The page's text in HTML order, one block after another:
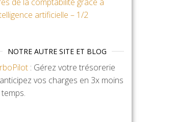
artificielle – 1/2
NOTRE AUTRE SITE ET BLOG
: Gérez votre trésorerie
vos charges en 3x moins